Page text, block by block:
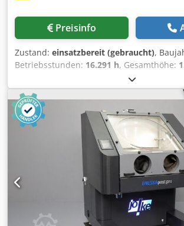
Preisinfo
Zustand: einsatzbereit (gebraucht),
Betriebsstunden: 16.291 h, Gesamthöhe:
, Verfahrweg X-
Produktlänge (max.):2.210 mm, Anzahl
Jahr 2018 hergestellter 3D-Drucker für
HP Jet Fusion 3D 4200 verfügt über ein
380 × 284 × 380 mm und nutzt die Multi Jet
Technologie für eine effiziente Produktion.
funktionsfähig und war bis Juni 2026 im
Einsatz, wodurch er sich für die
funktionsfähigen Endprodukten und für
eignet. Wenn Sie auf der Suche nach
Druckmöglichkeiten sind, sollten Sie den
Verkauf angebotenen HP Jet Fusion 3D